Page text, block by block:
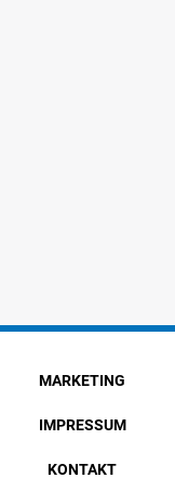
MARKETING
IMPRESSUM
KONTAKT